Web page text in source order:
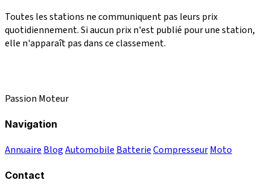
Toutes les stations ne communiquent pas leurs prix
quotidiennement. Si aucun prix n'est publié pour une station,
elle n'apparaît pas dans ce classement.
Passion Moteur
Navigation
Annuaire BlogAutomobile BatterieCompresseurMoto
Contact